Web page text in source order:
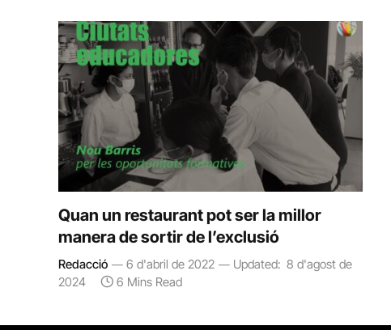
Quan un restaurant pot ser la millor
manera de sortir de l’exclusió
Redacció 6 d'abril de 2022 Updated: 8 d'agost de
2024
6 Mins Read